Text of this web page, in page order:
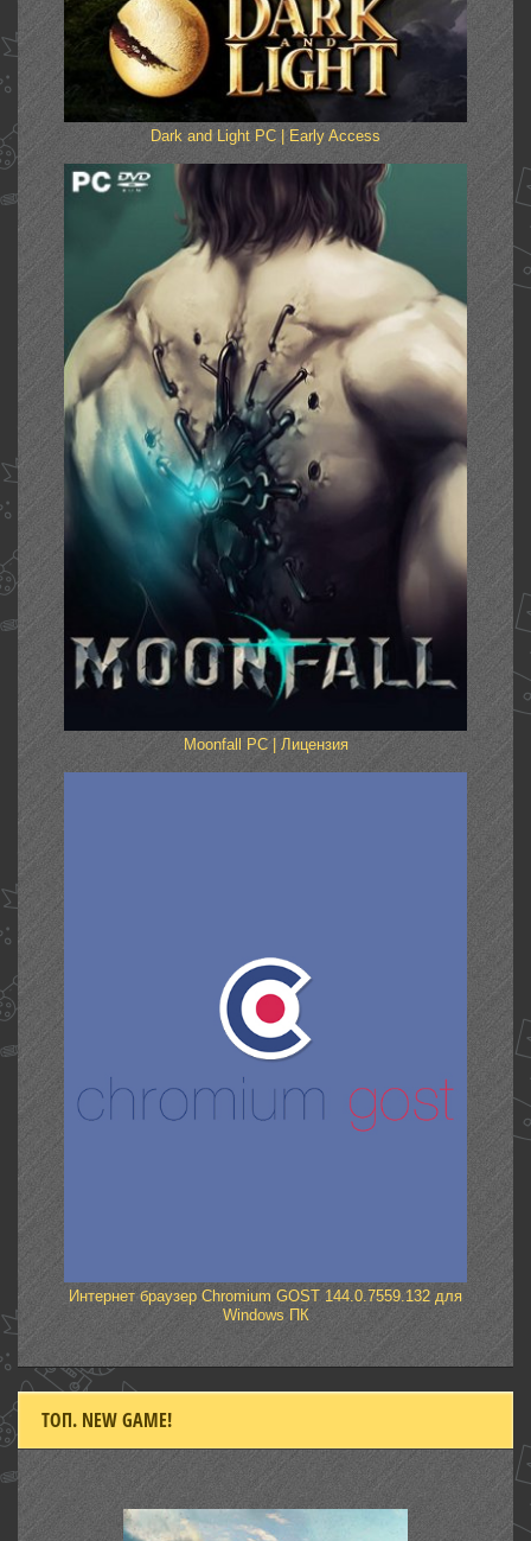
Dark and Light PC | Early Access
Moonfall PC | Лицензия
Интернет браузер Chromium GOST 144.0.7559.132 для
Windows ПК
ТОП. NEW GAME!